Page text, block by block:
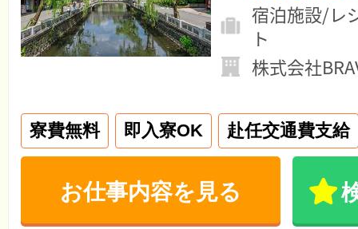
宿泊施設/レ
ト
株式会社
寮費無料 即入寮OK 赴任交通費支給
お仕事内容を見る